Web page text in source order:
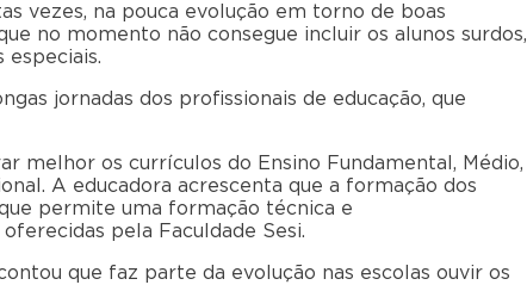
vezes, na pouca evolução em torno de boas
no momento não consegue incluir os alunos surdos,
especiais.
jornadas dos profissionais de educação, que
melhor os currículos do Ensino Fundamental, Médio,
A educadora acrescenta que a formação dos
permite uma formação técnica e
pela Faculdade Sesi.
que faz parte da evolução nas escolas ouvir os